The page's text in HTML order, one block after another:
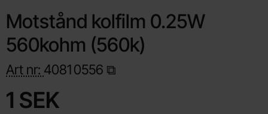
Motstånd kolfilm 0.25W
560kohm (560k)
Art nr: 40810556
pris
1 SEK